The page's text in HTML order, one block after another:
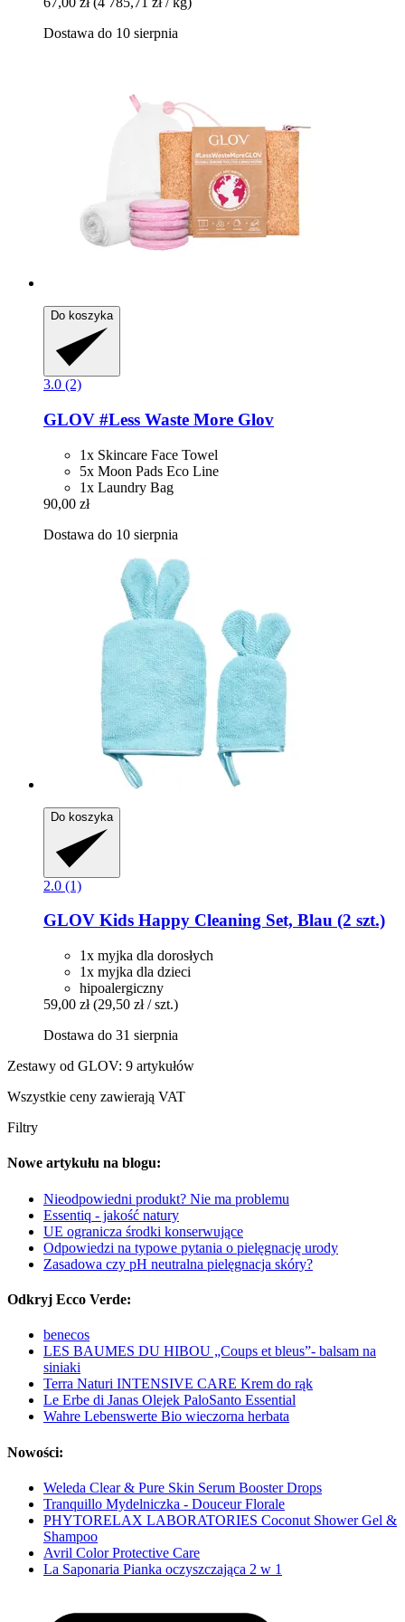
Dostawa do 10 sierpnia
Do koszyka
3.0 (2)
GLOV #Less Waste More Glov
1x Skincare Face Towel
5x Moon Pads Eco Line
1x Laundry Bag
90,00 zł
Dostawa do 10 sierpnia
Do koszyka
2.0 (1)
GLOV Kids Happy Cleaning Set, Blau (2 szt.)
1x myjka dla dorosłych
1x myjka dla dzieci
hipoalergiczny
59,00 zł (29,50 zł / szt.)
Dostawa do 31 sierpnia
Zestawy od GLOV: 9 artykułów
Wszystkie ceny zawierają VAT
Filtry
Nowe artykułu na blogu:
Nieodpowiedni produkt? Nie ma problemu
Essentiq - jakość natury
UE ogranicza środki konserwujące
Odpowiedzi na typowe pytania o pielęgnację urody
Zasadowa czy pH neutralna pielęgnacja skóry?
Odkryj Ecco Verde:
benecos
LES BAUMES DU HIBOU „Coups et bleus”- balsam na
siniaki
Terra Naturi INTENSIVE CARE Krem do rąk
Le Erbe di Janas Olejek PaloSanto Essential
Wahre Lebenswerte Bio wieczorna herbata
Nowości:
Weleda Clear & Pure Skin Serum Booster Drops
Tranquillo Mydelniczka - Douceur Florale
PHYTORELAX LABORATORIES Coconut Shower Gel &
Shampoo
Avril Color Protective Care
La Saponaria Pianka oczyszczająca 2 w 1